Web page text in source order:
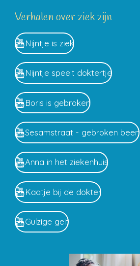
Verhalen over ziek zijn
Nijntje is ziek
Nijntje speelt doktertje
Boris is gebroken
Sesamstraat - gebroken been
Anna in het ziekenhuis
Kaatje bij de dokter
Gulzige geit